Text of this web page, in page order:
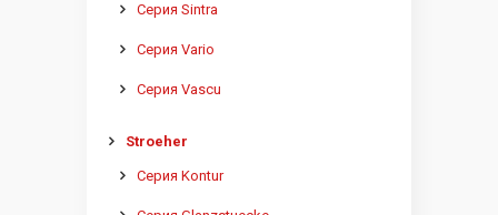
Серия Sintra
Серия Vario
Серия Vascu
Stroeher
Серия Kontur